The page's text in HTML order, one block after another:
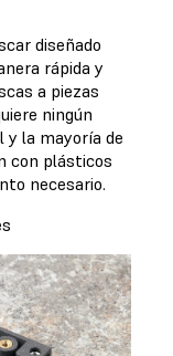
diseñado
rápida y
a piezas
ningún
y la mayoría de
con plásticos
necesario.